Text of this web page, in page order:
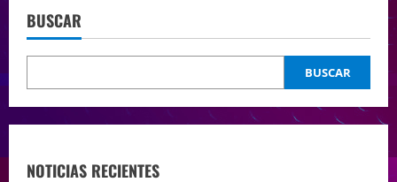
BUSCAR
BUSCAR
NOTICIAS RECIENTES